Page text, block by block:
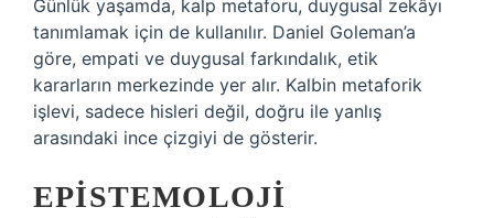
Günlük yaşamda, kalp metaforu, duygusal zekâyı
tanımlamak için de kullanılır. Daniel Goleman’a
göre, empati ve duygusal farkındalık, etik
kararların merkezinde yer alır. Kalbin metaforik
işlevi, sadece hisleri değil, doğru ile yanlış
arasındaki ince çizgiyi de gösterir.
EPISTEMOLOJI